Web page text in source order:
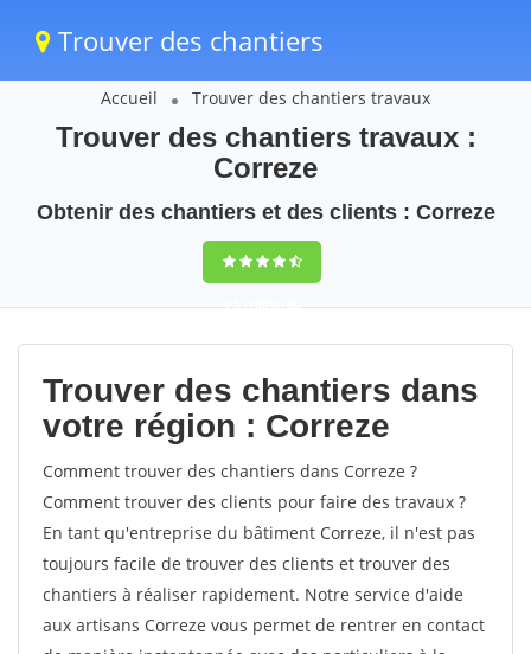
Trouver des chantiers
Accueil Trouver des chantiers travaux
Trouver des chantiers travaux :
Correze
Obtenir des chantiers et des clients : Correze
9,5(100%)60
votes
Trouver des chantiers dans
votre région : Correze
Comment trouver des chantiers dans Correze ?
Comment trouver des clients pour faire des travaux ?
En tant qu'entreprise du bâtiment Correze, il n'est pas
toujours facile de trouver des clients et trouver des
chantiers à réaliser rapidement. Notre service d'aide
aux artisans Correze vous permet de rentrer en contact